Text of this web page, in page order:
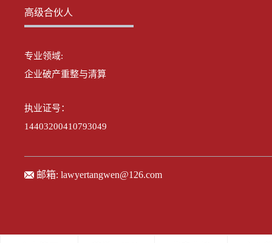
高级合伙人
专业领域:
企业破产重整与清算
执业证号：
14403200410793049
邮箱: lawyertangwen@126.com